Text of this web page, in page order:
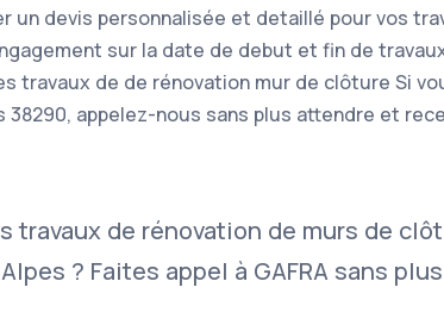
un devis personnalisée et detaillé pour vos
sur la date de debut et fin de
travaux de de rénovation mur de clôture Si
38290, appelez-nous sans plus attendre et
travaux de rénovation de murs de
? Faites appel à GAFRA sans